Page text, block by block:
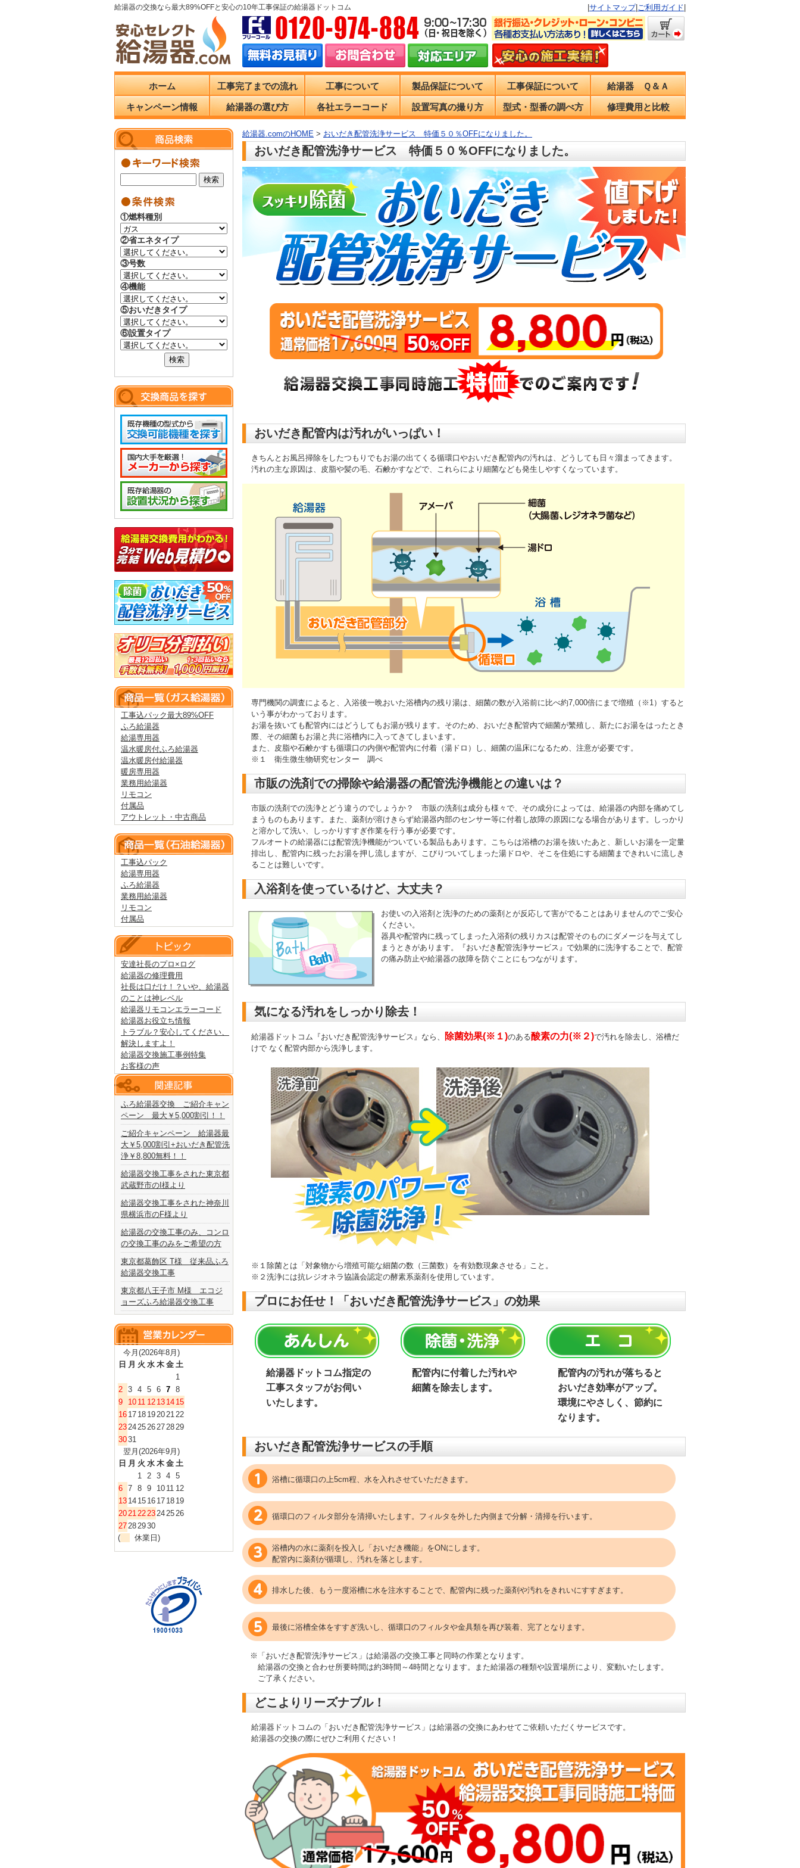
給湯器の交換なら最大89%OFFと安心の10年工事保証の給湯器ドットコム サイトマップ| ご利用ガイド
ホーム 工事完了までの流れ 工事について 製品保証について 工事保証について 給湯器 Ｑ＆Ａ
キャンペーン情報 給湯器の選び方 各社エラーコード 設置写真の撮り方 型式・型番の調べ方 修理費用と比較
給湯器.comのHOME > おいだき配管洗浄サービス 特価５０％OFFになりました。
おいだき配管洗浄サービス 特価５０％OFFになりました。
おいだき配管内は汚れがいっぱい！
きちんとお風呂掃除をしたつもりでもお湯の出てくる循環口やおいだき配管内の汚れは、どうしても日々溜まってきます。
汚れの主な原因は、皮脂や髪の毛、石鹸かすなどで、これらにより細菌なども発生しやすくなっています。
専門機関の調査によると、入浴後一晩おいた浴槽内の残り湯は、細菌の数が入浴前に比べ約7,000倍にまで増殖（※1）すると
いう事がわかっております。
お湯を抜いても配管内にはどうしてもお湯が残ります。そのため、おいだき配管内で細菌が繁殖し、新たにお湯をはったとき
際、その細菌もお湯と共に浴槽内に入ってきてしまいます。
また、皮脂や石鹸かすも循環口の内側や配管内に付着（湯ドロ）し、細菌の温床になるため、注意が必要です。
※１ 衛生微生物研究センター 調べ
市販の洗剤での掃除や給湯器の配管洗浄機能との違いは？
市販の洗剤での洗浄とどう違うのでしょうか？ 市販の洗剤は成分も様々で、その成分によっては、給湯器の内部を痛めてし
まうものもあります。また、薬剤が溶けきらず給湯器内部のセンサー等に付着し故障の原因になる場合があります。しっかり
と溶かして洗い、しっかりすすぎ作業を行う事が必要です。
フルオートの給湯器には配管洗浄機能がついている製品もあります。こちらは浴槽のお湯を抜いたあと、新しいお湯を一定量
排出し、配管内に残ったお湯を押し流しますが、こびりついてしまった湯ドロや、そこを住処にする細菌まできれいに流しき
ることは難しいです。
入浴剤を使っているけど、大丈夫？
お使いの入浴剤と洗浄のための薬剤とが反応して害がでることはありませんのでご安心
ください。
器具や配管内に残ってしまった入浴剤の残りカスは配管そのものにダメージを与えてし
まうときがあります。『おいだき配管洗浄サービス』で効果的に洗浄することで、配管
の痛み防止や給湯器の故障を防ぐことにもつながります。
気になる汚れをしっかり除去！
給湯器ドットコム『おいだき配管洗浄サービス』なら、 除菌効果(※１)のある酸素の力(※２)で汚れを除去し、浴槽だ
けで なく配管内部から洗浄します。
※１除菌とは「対象物から増殖可能な細菌の数（三菌数）を有効数現象させる」こと。
※２洗浄には抗レジオネラ協議会認定の酵素系薬剤を使用しています。
プロにお任せ！「おいだき配管洗浄サービス」の効果
給湯器ドットコム指定の
工事スタッフがお伺い
いたします。
配管内に付着した汚れや
細菌を除去します。
配管内の汚れが落ちると
おいだき効率がアップ。
環境にやさしく、節約に
なります。
おいだき配管洗浄サービスの手順
浴槽に循環口の上5cm程、水を入れさせていただきます。
循環口のフィルタ部分を清掃いたします。フィルタを外した内側まで分解・清掃を行います。
浴槽内の水に薬剤を投入し「おいだき機能」をONにします。
配管内に薬剤が循環し、汚れを落とします。
排水した後、もう一度浴槽に水を注水することで、配管内に残った薬剤や汚れをきれいにすすぎます。
最後に浴槽全体をすすぎ洗いし、循環口のフィルタや金具類を再び装着、完了となります。
※「おいだき配管洗浄サービス」は給湯器の交換工事と同時の作業となります。
給湯器の交換と合わせ所要時間は約3時間～4時間となります。また給湯器の種類や設置場所により、変動いたします。
ご了承ください。
どこよりリーズナブル！
給湯器ドットコムの「おいだき配管洗浄サービス」は給湯器の交換にあわせてご依頼いただくサービスです。
給湯器の交換の際にぜひご利用ください！
①燃料種別
②省エネタイプ
③号数
④機能
⑤おいだきタイプ
⑥設置タイプ
工事込パック最大89%OFF
ふろ給湯器
給湯専用器
温水暖房付ふろ給湯器
温水暖房付給湯器
暖房専用器
業務用給湯器
リモコン
付属品
アウトレット・中古商品
工事込パック
給湯専用器
ふろ給湯器
業務用給湯器
リモコン
付属品
安達社長のプロ×ログ
給湯器の修理費用
社長は口だけ！？いや、給湯器
のことは神レベル
給湯器リモコンエラーコード
給湯器お役立ち情報
トラブル？安心してください、
解決しますよ！
給湯器交換施工事例特集
お客様の声
ふろ給湯器交換 ご紹介キャン
ペーン 最大￥5,000割引！！
ご紹介キャンペーン 給湯器最
大￥5,000割引+おいだき配管洗
浄￥8,800無料！！
給湯器交換工事をされた東京都
武蔵野市のI様より
給湯器交換工事をされた神奈川
県横浜市のF様より
給湯器の交換工事のみ、コンロ
の交換工事のみをご希望の方
東京都葛飾区 T様 従来品ふろ
給湯器交換工事
東京都八王子市 M様 エコジ
ョーズふろ給湯器交換工事
今月(2026年8月)
日 月 火 水 木 金 土
1
2 3 4 5 6 7 8
9
10 11 12 13 14 15
16 17 18 19202122
23242526272829
3031
翌月(2026年9月)
日 月 火 水 木 金 土
1 2 3 4 5
6 7 8 9 10 11 12
13 14 15 16 17 18 19
20212223242526
27282930
(
休業日)